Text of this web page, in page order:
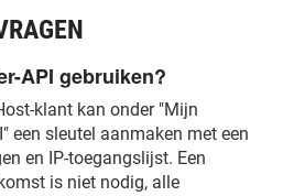
API gebruiken?
klant kan onder "Mijn
een sleutel aanmaken met een
en IP-toegangslijst. Een
is niet nodig, alle